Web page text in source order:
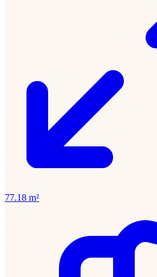
77.18 m²